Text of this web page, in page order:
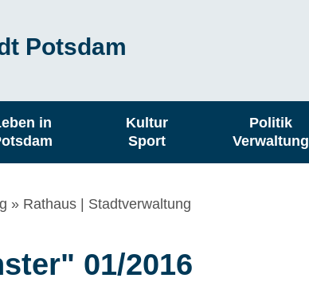
Potsdam
in
Kultur
Sport
Politik
Verwaltung
Rathaus | Stadtverwaltung
01/2016